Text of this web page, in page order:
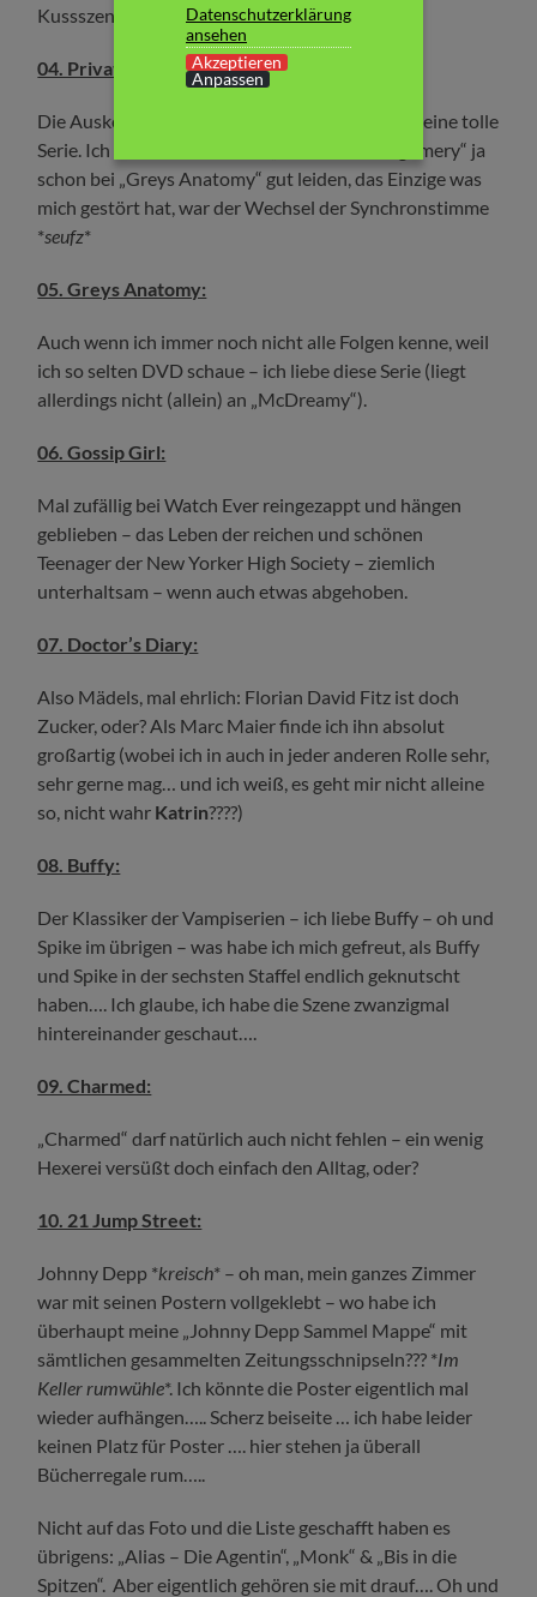
Kussszenen waren definitiv nicht zu verachten.
04. Private Practice:
Die Auskopplung von „Greys Anatomy“ – auch eine tolle
Serie. Ich mochte die Person „Addison Montgomery“ ja
schon bei „Greys Anatomy“ gut leiden, das Einzige was
mich gestört hat, war der Wechsel der Synchronstimme
*seufz*
05. Greys Anatomy:
Auch wenn ich immer noch nicht alle Folgen kenne, weil
ich so selten DVD schaue – ich liebe diese Serie (liegt
allerdings nicht (allein) an „McDreamy“).
06. Gossip Girl:
Mal zufällig bei Watch Ever reingezappt und hängen
geblieben – das Leben der reichen und schönen
Teenager der New Yorker High Society – ziemlich
unterhaltsam – wenn auch etwas abgehoben.
07. Doctor’s Diary:
Also Mädels, mal ehrlich: Florian David Fitz ist doch
Zucker, oder? Als Marc Maier finde ich ihn absolut
großartig (wobei ich in auch in jeder anderen Rolle sehr,
sehr gerne mag… und ich weiß, es geht mir nicht alleine
so, nicht wahr Katrin????)
08. Buffy:
Der Klassiker der Vampiserien – ich liebe Buffy – oh und
Spike im übrigen – was habe ich mich gefreut, als Buffy
und Spike in der sechsten Staffel endlich geknutscht
haben…. Ich glaube, ich habe die Szene zwanzigmal
hintereinander geschaut….
09. Charmed:
„Charmed“ darf natürlich auch nicht fehlen – ein wenig
Hexerei versüßt doch einfach den Alltag, oder?
10. 21 Jump Street:
Johnny Depp *kreisch* – oh man, mein ganzes Zimmer
war mit seinen Postern vollgeklebt – wo habe ich
überhaupt meine „Johnny Depp Sammel Mappe“ mit
sämtlichen gesammelten Zeitungsschnipseln??? *Im
Keller rumwühle*. Ich könnte die Poster eigentlich mal
wieder aufhängen….. Scherz beiseite … ich habe leider
keinen Platz für Poster …. hier stehen ja überall
Bücherregale rum…..
Nicht auf das Foto und die Liste geschafft haben es
übrigens: „Alias – Die Agentin“, „Monk“ & „Bis in die
Spitzen“. Aber eigentlich gehören sie mit drauf…. Oh und
Datenschutzerklärung
ansehen
Akzeptieren
Anpassen